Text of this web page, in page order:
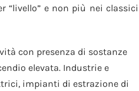
“livello” e non più nei classici
con presenza di sostanze
elevata. Industrie e
impianti di estrazione di